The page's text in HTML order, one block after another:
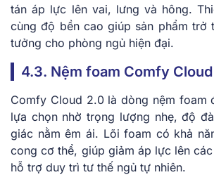
tán áp lực lên vai, lưng và hông.
cùng độ bền cao giúp sản phẩm trở
tưởng cho phòng ngủ hiện đại.
4.3. Nệm foam Comfy
Comfy Cloud 2.0 là dòng nệm foam
lựa chọn nhờ trọng lượng nhẹ, độ
giác nằm êm ái. Lõi foam có khả
cong cơ thể, giúp giảm áp lực lên
hỗ trợ duy trì tư thế ngủ tự nhiên.